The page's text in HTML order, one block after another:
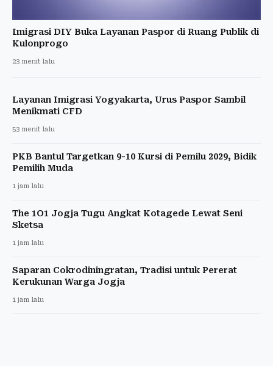
Imigrasi DIY Buka Layanan Paspor di Ruang Publik di
Kulonprogo
23 menit lalu
Layanan Imigrasi Yogyakarta, Urus Paspor Sambil
Menikmati CFD
53 menit lalu
PKB Bantul Targetkan 9-10 Kursi di Pemilu 2029, Bidik
Pemilih Muda
1 jam lalu
The 1O1 Jogja Tugu Angkat Kotagede Lewat Seni
Sketsa
1 jam lalu
Saparan Cokrodiningratan, Tradisi untuk Pererat
Kerukunan Warga Jogja
1 jam lalu